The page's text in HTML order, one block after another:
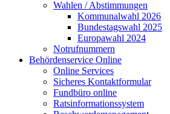
Wahlen / Abstimmungen
Kommunalwahl 2026
Bundestagswahl 2025
Europawahl 2024
Notrufnummern
Behördenservice Online
Online Services
Sicheres Kontaktformular
Fundbüro online
Ratsinformationssystem